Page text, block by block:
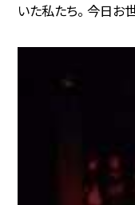
いた私たち。 今日お